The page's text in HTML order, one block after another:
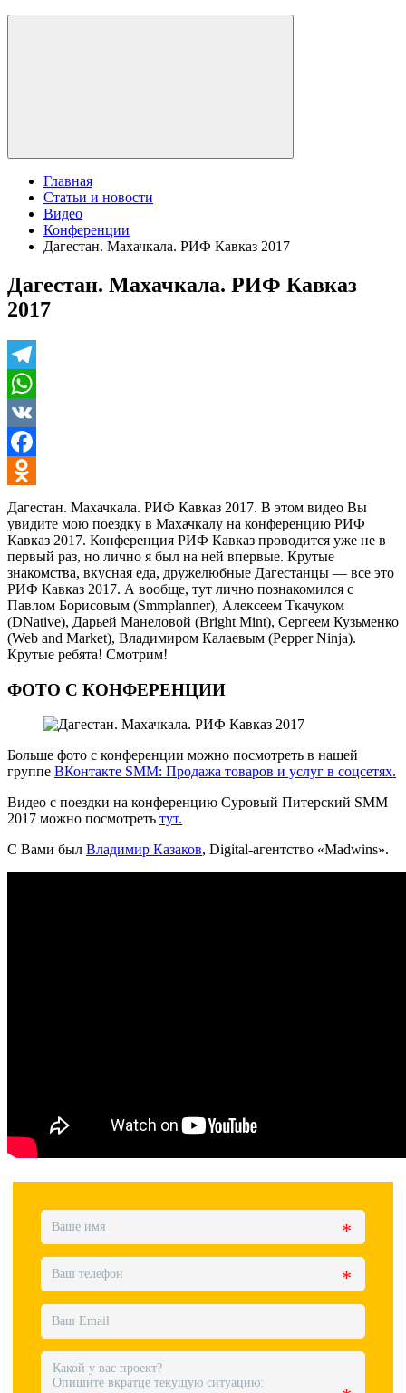
Главная
Статьи и новости
Видео
Конференции
Дагестан. Махачкала. РИФ Кавказ 2017
Дагестан. Махачкала. РИФ Кавказ
2017
Telegram
WhatsApp
VK
Facebook
Odnoklassniki
Дагестан. Махачкала. РИФ Кавказ 2017. В этом видео Вы
увидите мою поездку в Махачкалу на конференцию РИФ
Кавказ 2017. Конференция РИФ Кавказ проводится уже не в
первый раз, но лично я был на ней впервые. Крутые
знакомства, вкусная еда, дружелюбные Дагестанцы — все это
РИФ Кавказ 2017. А вообще, тут лично познакомился с
Павлом Борисовым (Smmplanner), Алексеем Ткачуком
(DNative), Дарьей Манеловой (Bright Mint), Сергеем Кузьменко
(Web and Market), Владимиром Калаевым (Pepper Ninja).
Крутые ребята! Смотрим!
ФОТО С КОНФЕРЕНЦИИ
Больше фото с конференции можно посмотреть в нашей
группе ВКонтакте SMM: Продажа товаров и услуг в соцсетях.
Видео с поездки на конференцию Суровый Питерский SMM
2017 можно посмотреть тут.
С Вами был Владимир Казаков, Digital-агентство «Madwins».